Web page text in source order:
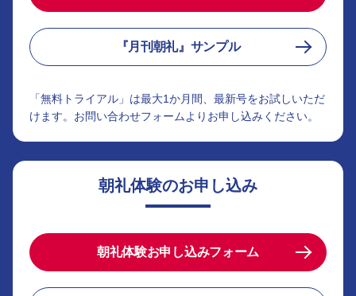
『月刊朝礼』サンプル
「無料トライアル」は最大1か月間、最新号をお試しいただ
けます。お問い合わせフォームよりお申し込みください。
朝礼体験のお申し込み
朝礼体験お申し込みフォーム